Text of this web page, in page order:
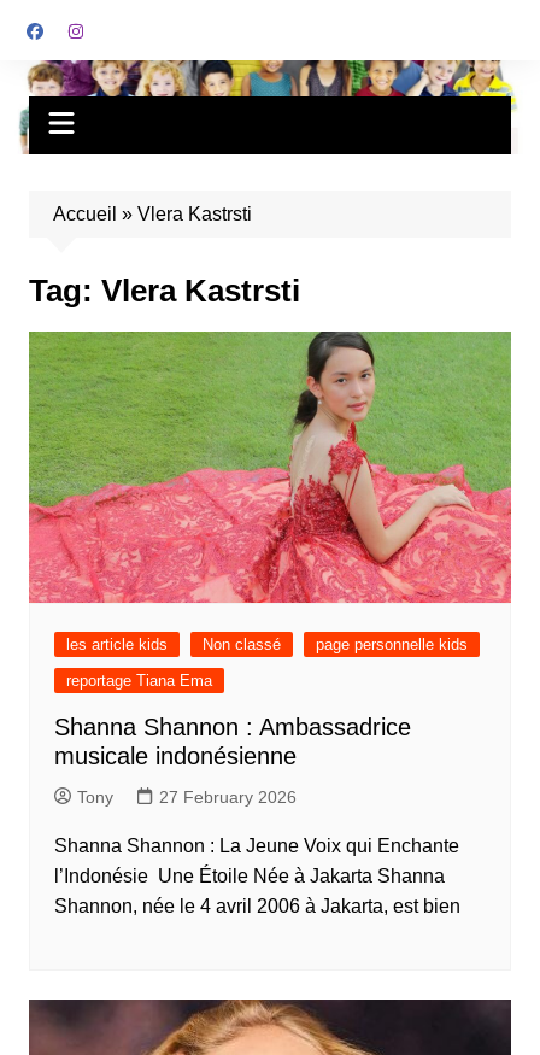
Accueil » Vlera Kastrsti
Tag: Vlera Kastrsti
les article kids Non classé
page personnelle kids
reportage Tiana Ema
Shanna Shannon : Ambassadrice
musicale indonésienne
Tony 27 February 2026
Shanna Shannon : La Jeune Voix qui Enchante
l’Indonésie Une Étoile Née à Jakarta Shanna
Shannon, née le 4 avril 2006 à Jakarta, est bien